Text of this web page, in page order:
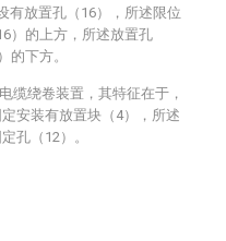
有放置孔（16），所述限位
）的上方，所述放置孔
的下方。
缆绕卷装置，其特征在于，
安装有放置块（4），所述
孔（12）。